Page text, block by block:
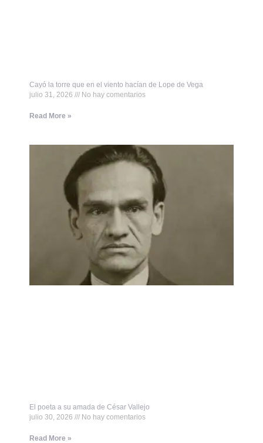
Cayó la torre que en el viento hacían de Lope de Vega
julio 31, 2026
No hay comentarios
Read More »
El poeta a su amada de César Vallejo
julio 30, 2026
No hay comentarios
Read More »